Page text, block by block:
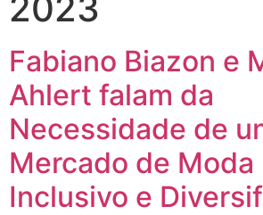
Fabiano Biazon e
Ahlert falam da
Necessidade de
Mercado de Moda
Inclusivo e